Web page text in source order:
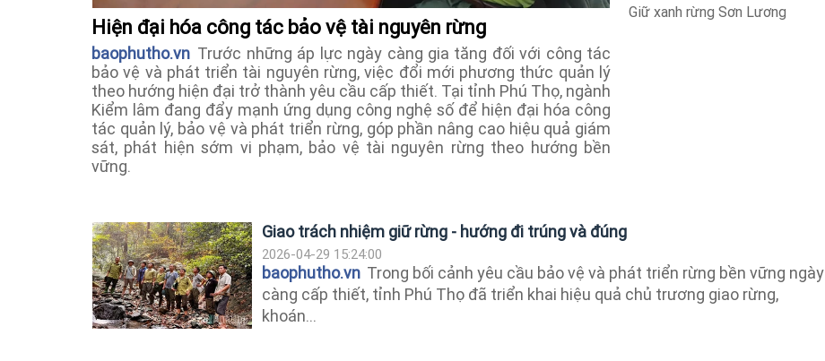
Hiện đại hóa công tác bảo vệ tài nguyên rừng
baophutho.vn Trước những áp lực ngày càng gia tăng đối với công tác
bảo vệ và phát triển tài nguyên rừng, việc đổi mới phương thức quản lý
theo hướng hiện đại trở thành yêu cầu cấp thiết. Tại tỉnh Phú Thọ, ngành
Kiểm lâm đang đẩy mạnh ứng dụng công nghệ số để hiện đại hóa công
tác quản lý, bảo vệ và phát triển rừng, góp phần nâng cao hiệu quả giám
sát, phát hiện sớm vi phạm, bảo vệ tài nguyên rừng theo hướng bền
vững.
Giữ xanh rừng Sơn Lương
Giao trách nhiệm giữ rừng - hướng đi trúng và đúng
2026-04-29 15:24:00
baophutho.vn Trong bối cảnh yêu cầu bảo vệ và phát triển rừng bền vững ngày
càng cấp thiết, tỉnh Phú Thọ đã triển khai hiệu quả chủ trương giao rừng,
khoán...